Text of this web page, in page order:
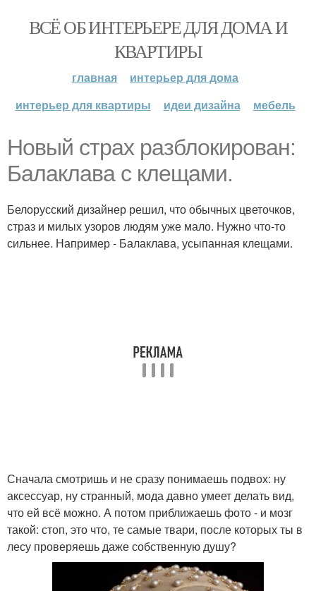
ВСЁ ОБ ИНТЕРЬЕРЕ ДЛЯ ДОМА И
КВАРТИРЫ
главная
интерьер для дома
интерьер для квартиры
идеи дизайна мебель
Новый страх разблокирован:
Балаклава с клещами.
Белорусский дизайнер решил, что обычных цветочков,
страз и милых узоров людям уже мало. Нужно что-то
сильнее. Например - Балаклава, усыпанная клещами.
Сначала смотришь и не сразу понимаешь подвох: ну
аксессуар, ну странный, мода давно умеет делать вид,
что ей всё можно. А потом приближаешь фото - и мозг
такой: стоп, это что, те самые твари, после которых ты в
лесу проверяешь даже собственную душу?